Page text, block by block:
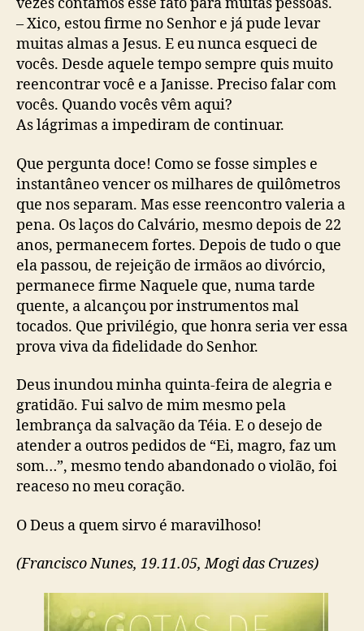
vezes contamos esse fato para muitas pessoas.
– Xico, estou firme no Senhor e já pude levar
muitas almas a Jesus. E eu nunca esqueci de
vocês. Desde aquele tempo sempre quis muito
reencontrar você e a Janisse. Preciso falar com
vocês. Quando vocês vêm aqui?
As lágrimas a impediram de continuar.
Que pergunta doce! Como se fosse simples e
instantâneo vencer os milhares de quilômetros
que nos separam. Mas esse reencontro valeria a
pena. Os laços do Calvário, mesmo depois de 22
anos, permanecem fortes. Depois de tudo o que
ela passou, de rejeição de irmãos ao divórcio,
permanece firme Naquele que, numa tarde
quente, a alcançou por instrumentos mal
tocados. Que privilégio, que honra seria ver essa
prova viva da fidelidade do Senhor.
Deus inundou minha quinta-feira de alegria e
gratidão. Fui salvo de mim mesmo pela
lembrança da salvação da Téia. E o desejo de
atender a outros pedidos de “Ei, magro, faz um
som…”, mesmo tendo abandonado o violão, foi
reaceso no meu coração.
O Deus a quem sirvo é maravilhoso!
(Francisco Nunes, 19.11.05, Mogi das Cruzes)